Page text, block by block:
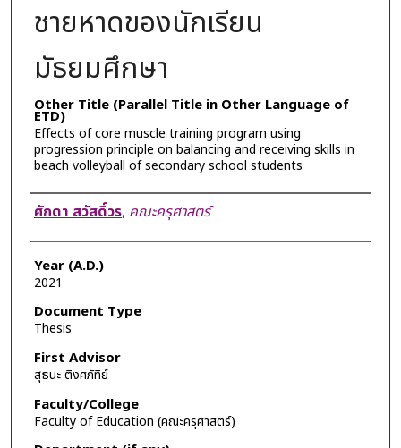
ชายหาดของนักเรียน
มัธยมศึกษา
Other Title (Parallel Title in Other Language of
ETD)
Effects of core muscle training program using
progression principle on balancing and receiving skills in
beach volleyball of secondary school students
Author
ศักดา สวัสดิ์วร, คณะครุศาสตร์
Year (A.D.)
2021
Document Type
Thesis
First Advisor
สุธนะ ติงศภัทิย์
Faculty/College
Faculty of Education (คณะครุศาสตร์)